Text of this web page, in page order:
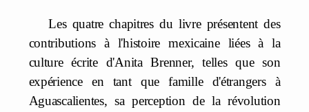
Les quatre chapitres du livre présentent des
contributions à l'histoire mexicaine liées à la
culture écrite d'Anita Brenner, telles que son
expérience en tant que famille d'étrangers à
Aguascalientes, sa perception de la révolution